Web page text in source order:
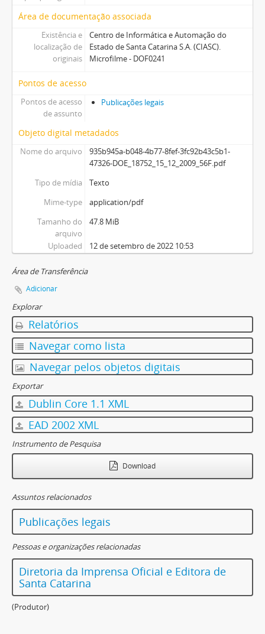
Área de documentação associada
Existência e
localização de
originais
Centro de Informática e Automação do
Estado de Santa Catarina S.A. (CIASC).
Microfilme - DOF0241
Pontos de acesso
Pontos de acesso
de assunto
Publicações legais
Objeto digital metadados
Nome do arquivo
935b945a-b048-4b77-8fef-3fc92b43c5b1-
47326-DOE_18752_15_12_2009_56F.pdf
Tipo de mídia
Texto
Mime-type
application/pdf
Tamanho do
arquivo
47.8 MiB
Uploaded 12 de setembro de 2022 10:53
Área de Transferência
Adicionar
Explorar
Relatórios
Navegar como lista
Navegar pelos objetos digitais
Exportar
Dublin Core 1.1 XML
EAD 2002 XML
Instrumento de Pesquisa
Download
Assuntos relacionados
Publicações legais
Pessoas e organizações relacionadas
Diretoria da Imprensa Oficial e Editora de
Santa Catarina
(Produtor)